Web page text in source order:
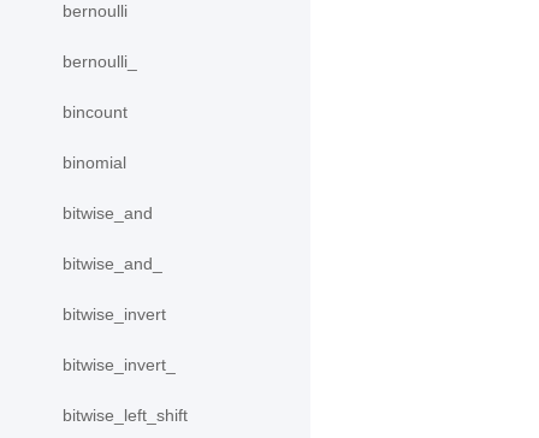
bernoulli
bernoulli_
bincount
binomial
bitwise_and
bitwise_and_
bitwise_invert
bitwise_invert_
bitwise_left_shift